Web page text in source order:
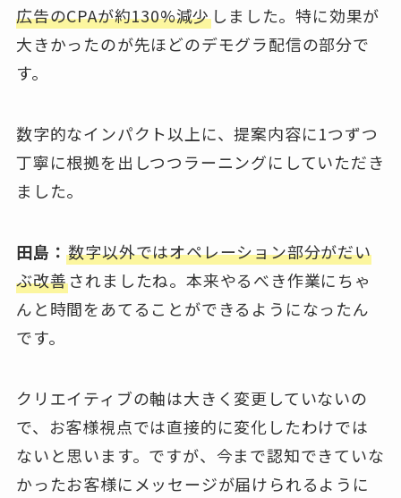
広告のCPAが約130%減少 しました。特に効果が
大きかったのが先ほどのデモグラ配信の部分で
す。
数字的なインパクト以上に、提案内容に1つずつ
丁寧に根拠を出しつつラーニングにしていただき
ました。
田島：数字以外ではオペレーション部分がだい
ぶ改善されましたね。本来やるべき作業にちゃ
んと時間をあてることができるようになったん
です。
クリエイティブの軸は大きく変更していないの
で、お客様視点では直接的に変化したわけでは
ないと思います。ですが、今まで認知できていな
かったお客様にメッセージが届けられるように